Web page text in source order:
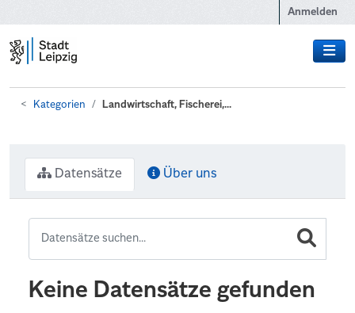
Anmelden
Kategorien Landwirtschaft, Fischerei,...
Datensätze Über uns
Keine Datensätze gefunden